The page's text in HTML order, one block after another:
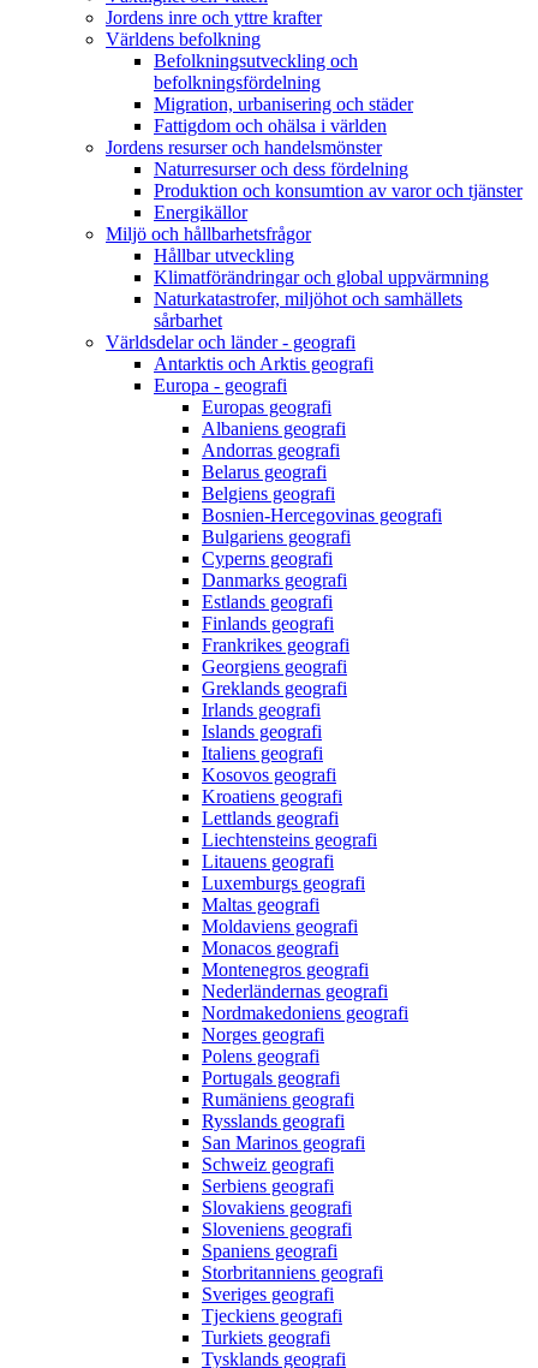
Jordens inre och yttre krafter
Världens befolkning
Befolkningsutveckling och
befolkningsfördelning
Migration, urbanisering och städer
Fattigdom och ohälsa i världen
Jordens resurser och handelsmönster
Naturresurser och dess fördelning
Produktion och konsumtion av varor och tjänster
Energikällor
Miljö och hållbarhetsfrågor
Hållbar utveckling
Klimatförändringar och global uppvärmning
Naturkatastrofer, miljöhot och samhällets
sårbarhet
Världsdelar och länder - geografi
Antarktis och Arktis geografi
Europa - geografi
Europas geografi
Albaniens geografi
Andorras geografi
Belarus geografi
Belgiens geografi
Bosnien-Hercegovinas geografi
Bulgariens geografi
Cyperns geografi
Danmarks geografi
Estlands geografi
Finlands geografi
Frankrikes geografi
Georgiens geografi
Greklands geografi
Irlands geografi
Islands geografi
Italiens geografi
Kosovos geografi
Kroatiens geografi
Lettlands geografi
Liechtensteins geografi
Litauens geografi
Luxemburgs geografi
Maltas geografi
Moldaviens geografi
Monacos geografi
Montenegros geografi
Nederländernas geografi
Nordmakedoniens geografi
Norges geografi
Polens geografi
Portugals geografi
Rumäniens geografi
Rysslands geografi
San Marinos geografi
Schweiz geografi
Serbiens geografi
Slovakiens geografi
Sloveniens geografi
Spaniens geografi
Storbritanniens geografi
Sveriges geografi
Tjeckiens geografi
Turkiets geografi
Tysklands geografi